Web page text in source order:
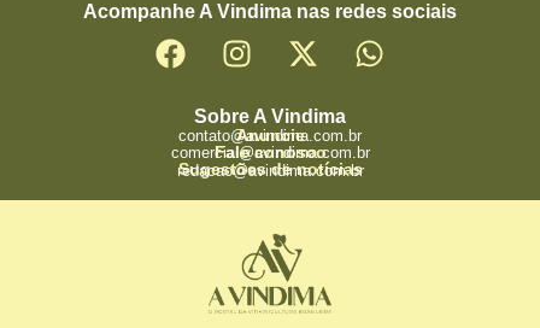
Acompanhe A Vindima nas redes sociais
Sobre A Vindima
Anuncie
contato@avindima.com.br
Fale conosco
comercial@avindima.com.br
Sugestões de notícias
redacao@avindima.com.br